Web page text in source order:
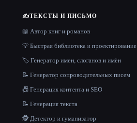
✍️ТЕКСТЫ И ПИСЬМО
📖 Автор книг и романов
💡 Быстрая библиотека и проектирование
🏷️ Генератор имен, слоганов и имён
📝 Генератор сопроводительных писем
📠 Генерация контента и SEO
📝 Генерация текста
🕵️ Детектор и гуманизатор